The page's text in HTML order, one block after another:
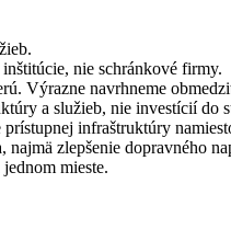
nie schránkové firmy.
Výrazne navrhneme
a služieb, nie investícií do
infraštruktúry
zlepšenie dopravného
mieste.